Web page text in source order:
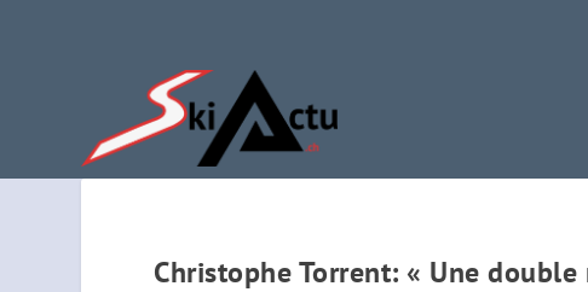
Christophe Torrent: « Une